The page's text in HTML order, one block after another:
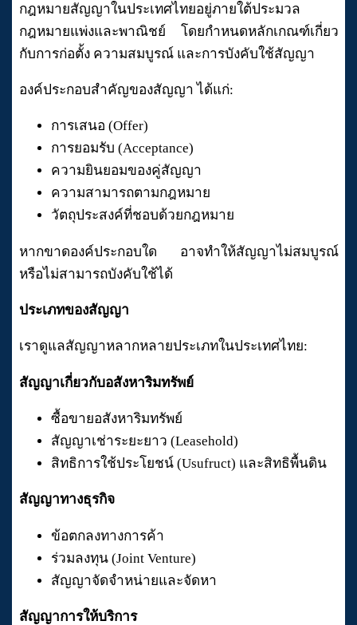
กฎหมายสัญญาในประเทศไทยอยู่ภายใต้ประมวล
กฎหมายแพ่งและพาณิชย์ โดยกำหนดหลักเกณฑ์เกี่ยว
กับการก่อตั้ง ความสมบูรณ์ และการบังคับใช้สัญญา
องค์ประกอบสำคัญของสัญญา ได้แก่:
การเสนอ (Offer)
การยอมรับ (Acceptance)
ความยินยอมของคู่สัญญา
ความสามารถตามกฎหมาย
วัตถุประสงค์ที่ชอบด้วยกฎหมาย
หากขาดองค์ประกอบใด อาจทำให้สัญญาไม่สมบูรณ์
หรือไม่สามารถบังคับใช้ได้
ประเภทของสัญญา
เราดูแลสัญญาหลากหลายประเภทในประเทศไทย:
สัญญาเกี่ยวกับอสังหาริมทรัพย์
ซื้อขายอสังหาริมทรัพย์
สัญญาเช่าระยะยาว (Leasehold)
สิทธิการใช้ประโยชน์ (Usufruct) และสิทธิพื้นดิน
สัญญาทางธุรกิจ
ข้อตกลงทางการค้า
ร่วมลงทุน (Joint Venture)
สัญญาจัดจำหน่ายและจัดหา
สัญญาการให้บริการ